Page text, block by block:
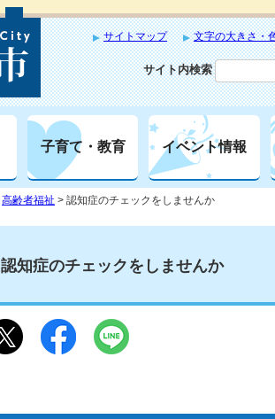
サイトマップ 文字の大きさ・
サイト内検索
子育て・教育 イベント情報
高齢者福祉 > 認知症のチェックをしませんか
認知症のチェックをしませんか